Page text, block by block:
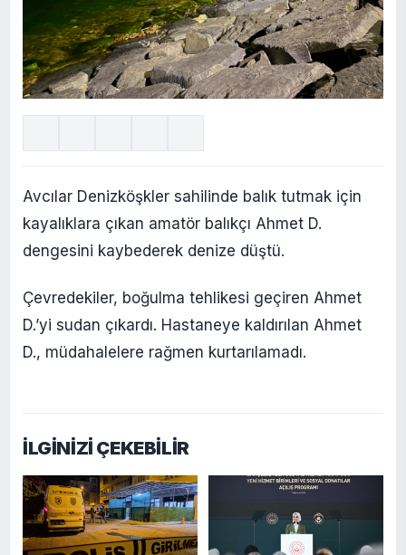
Avcılar Denizköşkler sahilinde balık tutmak için
kayalıklara çıkan amatör balıkçı Ahmet D.
dengesini kaybederek denize düştü.
Çevredekiler, boğulma tehlikesi geçiren Ahmet
D.’yi sudan çıkardı. Hastaneye kaldırılan Ahmet
D., müdahalelere rağmen kurtarılamadı.
İLGİNİZİ ÇEKEBİLİR